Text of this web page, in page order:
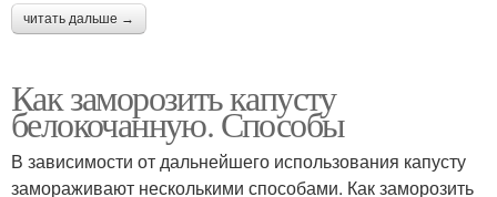
читать дальше →
Как заморозить капусту
белокочанную. Способы
В зависимости от дальнейшего использования капусту
замораживают несколькими способами. Как заморозить